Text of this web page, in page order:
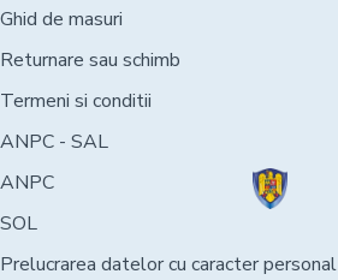
Ghid de masuri
Returnare sau schimb
Termeni si conditii
ANPC - SAL
ANPC
SOL
Prelucrarea datelor cu caracter personal